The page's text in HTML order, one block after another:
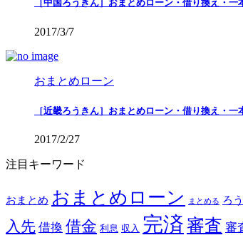
［中国ろうきん］おまとめローン・借り換え・
2017/3/7
おまとめローン
［近畿ろうきん］おまとめローン・借り換え・
2017/2/27
注目キーワード
おまとめ おまとめローン まとめる ろ
入先 借換 借金 利息 収入 完済 審査 審